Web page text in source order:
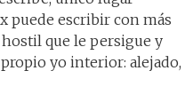
puede escribir con más
que le persigue y
yo interior: alejado,